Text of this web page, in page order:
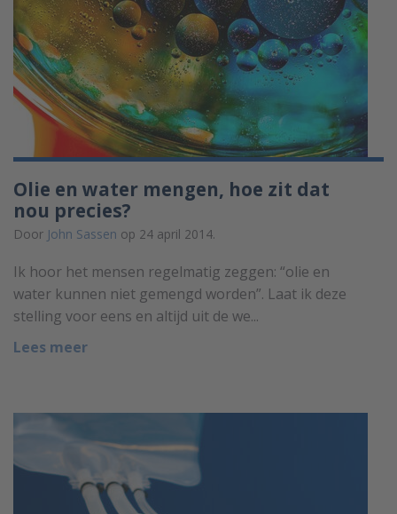
Olie en water mengen, hoe zit dat
nou precies?
Door John Sassen op 24 april 2014.
Ik hoor het mensen regelmatig zeggen: “olie en
water kunnen niet gemengd worden”. Laat ik deze
stelling voor eens en altijd uit de we...
Lees meer